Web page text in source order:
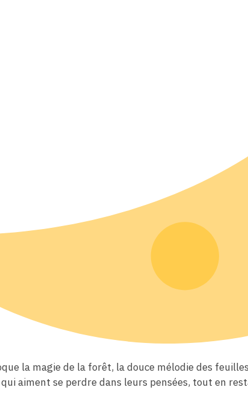
la magie de la forêt, la douce mélodie des
qui aiment se perdre dans leurs pensées, tout en